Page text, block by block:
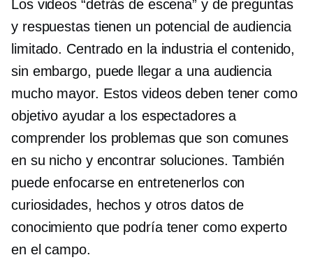
Los videos “detrás de escena” y de preguntas
y respuestas tienen un potencial de audiencia
limitado. Centrado en la industriael contenido,
sin embargo, puede llegar a una audiencia
mucho mayor. Estos videos deben tener como
objetivo ayudar a los espectadores a
comprender los problemas que son comunes
en su nicho y encontrar soluciones. También
puede enfocarse en entretenerlos con
curiosidades, hechos y otros datos de
conocimiento que podría tener como experto
en el campo.